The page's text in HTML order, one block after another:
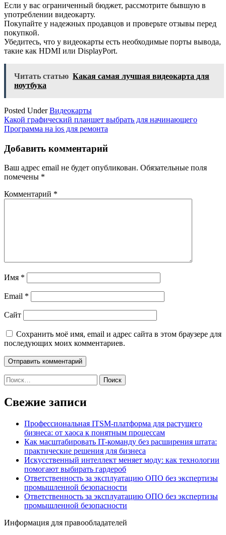
Если у вас ограниченный бюджет, рассмотрите бывшую в
употреблении видеокарту.
Покупайте у надежных продавцов и проверьте отзывы перед
покупкой.
Убедитесь, что у видеокарты есть необходимые порты вывода,
такие как HDMI или DisplayPort.
Читать статью Какая самая лучшая видеокарта для
ноутбука
Posted UnderВидеокарты
Навигация
по
записям
Какой графический планшет выбрать для начинающего
Программа на ios для ремонта
Добавить комментарий
Ваш адрес email не будет опубликован. Обязательные поля
помечены *
Комментарий *
Имя *
Email *
Сайт
Сохранить моё имя, email и адрес сайта в этом браузере для
последующих моих комментариев.
Найти:
Свежие записи
Профессиональная ITSM-платформа для растущего
бизнеса: от хаоса к понятным процессам
Как масштабировать IT-команду без расширения штата:
практические решения для бизнеса
Искусственный интеллект меняет моду: как технологии
помогают выбирать гардероб
Ответственность за эксплуатацию ОПО без экспертизы
промышленной безопасности
Ответственность за эксплуатацию ОПО без экспертизы
промышленной безопасности
Информация для правообладателей